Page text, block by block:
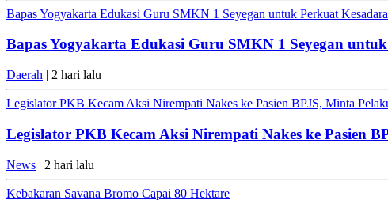
Bapas Yogyakarta Edukasi Guru SMKN 1 Seyegan untuk Perkuat
Bapas Yogyakarta Edukasi Guru SMKN 1 Seyegan
Daerah | 2 hari lalu
Legislator PKB Kecam Aksi Nirempati Nakes ke Pasien BPJS, Minta
Legislator PKB Kecam Aksi Nirempati Nakes ke Pasien
News | 2 hari lalu
Kebakaran Savana Bromo Capai 80 Hektare